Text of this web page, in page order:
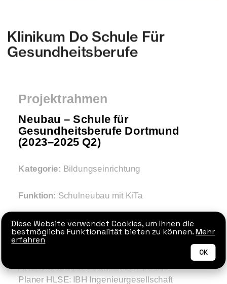
Diese Website verwendet Cookies, um Ihnen die
bestmögliche Funktionalität bieten zu können.Mehr
erfahren
OK
Klinikum Do Schule Für
Gesundheitsberufe
Projektrahmen
Neubau – Schule für
Gesundheitsberufe Dortmund
(2023–2025 Q2)
Kategorie: Bildungseinrichtung
Funktion: Schulneubau mit KiTa
Daten & Fakten:
Bauherr: Klinikum Dortmund gGmbH
Architekt: Weicken Architekten PartmbB
Planer HLSE: IBH Ingenieurgesellschaft